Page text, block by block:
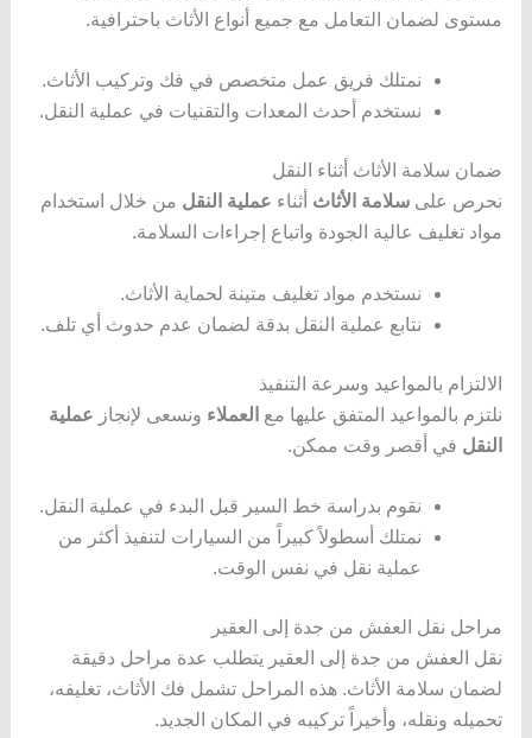
مستوى لضمان التعامل مع جميع أنواع الأثاث باحترافية.
نمتلك فريق عمل متخصص في فك وتركيب الأثاث.
نستخدم أحدث المعدات والتقنيات في عملية النقل.
ضمان سلامة الأثاث أثناء النقل
نحرص على سلامة الأثاث أثناء عملية النقل من خلال استخدام
مواد تغليف عالية الجودة واتباع إجراءات السلامة.
نستخدم مواد تغليف متينة لحماية الأثاث.
نتابع عملية النقل بدقة لضمان عدم حدوث أي تلف.
الالتزام بالمواعيد وسرعة التنفيذ
نلتزم بالمواعيد المتفق عليها مع العملاء ونسعى لإنجاز عملية
النقل في أقصر وقت ممكن.
نقوم بدراسة خط السير قبل البدء في عملية النقل.
نمتلك أسطولاً كبيراً من السيارات لتنفيذ أكثر من
عملية نقل في نفس الوقت.
مراحل نقل العفش من جدة إلى العقير
نقل العفش من جدة إلى العقير يتطلب عدة مراحل دقيقة
لضمان سلامة الأثاث. هذه المراحل تشمل فك الأثاث، تغليفه،
تحميله ونقله، وأخيراً تركيبه في المكان الجديد.